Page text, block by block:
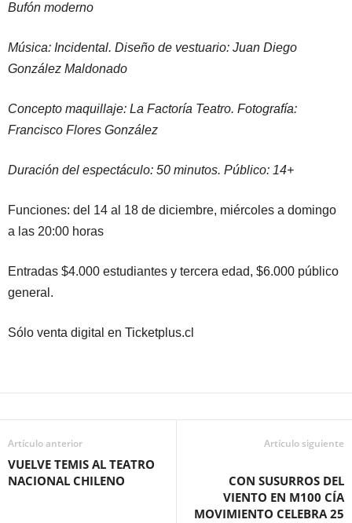
Bufón moderno
Música: Incidental. Diseño de vestuario: Juan Diego
González Maldonado
Concepto maquillaje: La Factoría Teatro. Fotografía:
Francisco Flores González
Duración del espectáculo: 50 minutos. Público: 14+
Funciones: del 14 al 18 de diciembre, miércoles a domingo
a las 20:00 horas
Entradas $4.000 estudiantes y tercera edad, $6.000 público
general.
Sólo venta digital en Ticketplus.cl
Artículo anterior
VUELVE TEMIS AL TEATRO
NACIONAL CHILENO
Artículo siguiente
CON SUSURROS DEL
VIENTO EN M100 CÍA
MOVIMIENTO CELEBRA 25